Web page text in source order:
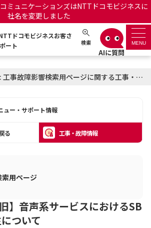
ミュニケーションズはNTTドコモビジネスに
社名を変更しました
ドコモビジネスお客さ
ート
検索 MENU
ネスお客さまサポート 日本語 English
プ
こちら
イト
サービス名から探す : 工事故障影響検索用ページに関する工事・故障情報
ュー・サポート情報
る 工事・故障情報
用ページ
】音声系サービスにおけるSB
ついて